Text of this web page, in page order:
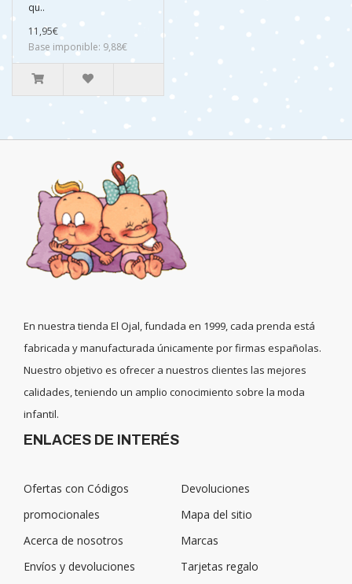
qu..
11,95€
Base imponible: 9,88€
En nuestra tienda El Ojal, fundada en 1999, cada prenda está
fabricada y manufacturada únicamente por firmas españolas.
Nuestro objetivo es ofrecer a nuestros clientes las mejores
calidades, teniendo un amplio conocimiento sobre la moda
infantil.
ENLACES DE INTERÉS
Ofertas con Códigos
promocionales
Acerca de nosotros
Envíos y devoluciones
Devoluciones
Mapa del sitio
Marcas
Tarjetas regalo